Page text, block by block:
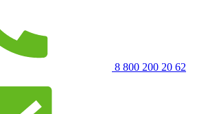
8 800 200 20 62